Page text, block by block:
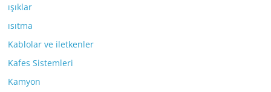
ışıklar
ısıtma
Kablolar ve iletkenler
Kafes Sistemleri
Kamyon